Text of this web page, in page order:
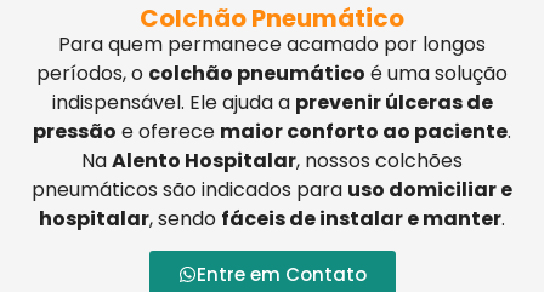
Colchão Pneumático
Para quem permanece acamado por longos
períodos, o colchão pneumático é uma solução
indispensável. Ele ajuda a prevenir úlceras de
pressão e oferece maior conforto ao paciente.
NaAlento Hospitalar, nossos colchões
pneumáticos são indicados para uso domiciliar e
hospitalar, sendo fáceis de instalar e manter.
Entre em Contato